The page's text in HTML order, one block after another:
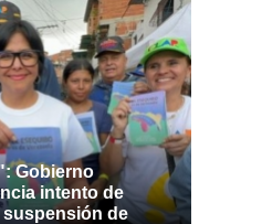
Gobierno
intento de
suspensión de